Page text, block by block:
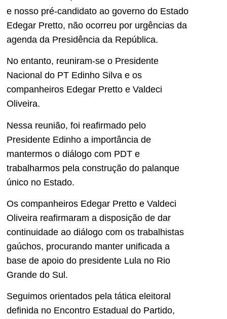
e nosso pré-candidato ao governo do Estado
Edegar Pretto, não ocorreu por urgências da
agenda da Presidência da República.
No entanto, reuniram-se o Presidente
Nacional do PT Edinho Silva e os
companheiros Edegar Pretto e Valdeci
Oliveira.
Nessa reunião, foi reafirmado pelo
Presidente Edinho a importância de
mantermos o diálogo com PDT e
trabalharmos pela construção do palanque
único no Estado.
Os companheiros Edegar Pretto e Valdeci
Oliveira reafirmaram a disposição de dar
continuidade ao diálogo com os trabalhistas
gaúchos, procurando manter unificada a
base de apoio do presidente Lula no Rio
Grande do Sul.
Seguimos orientados pela tática eleitoral
definida no Encontro Estadual do Partido,